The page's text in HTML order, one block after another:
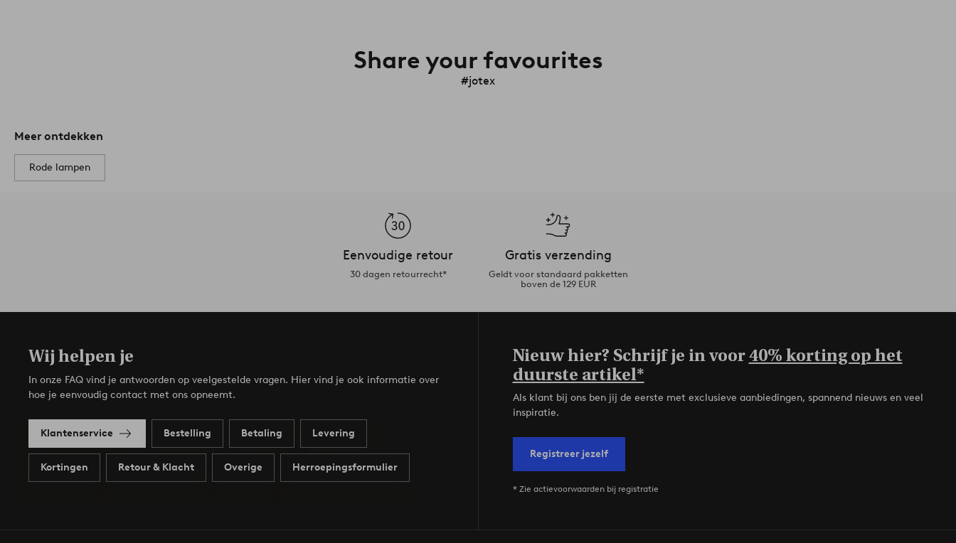
Share your favourites
#jotex
Meer ontdekken
Rode lampen
Eenvoudige retour
30 dagen retourrecht*
Gratis verzending
Geldt voor standaard pakketten
boven de 129 EUR
Wij helpen je
In onze FAQ vind je antwoorden op veelgestelde vragen. Hier vind je ook informatie over
hoe je eenvoudig contact met ons opneemt.
Klantenservice Bestelling Betaling Levering
Kortingen Retour & Klacht Overige Herroepingsformulier
Nieuw hier? Schrijf je in voor40% korting op het
duurste artikel*
Als klant bij ons ben jij de eerste met exclusieve aanbiedingen, spannend nieuws en veel
inspiratie.
Registreer jezelf
* Zie actievoorwaarden bij registratie